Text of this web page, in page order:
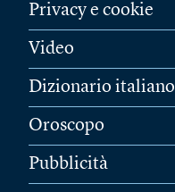
Privacy e cookie
Video
Dizionario italiano
Oroscopo
Pubblicità